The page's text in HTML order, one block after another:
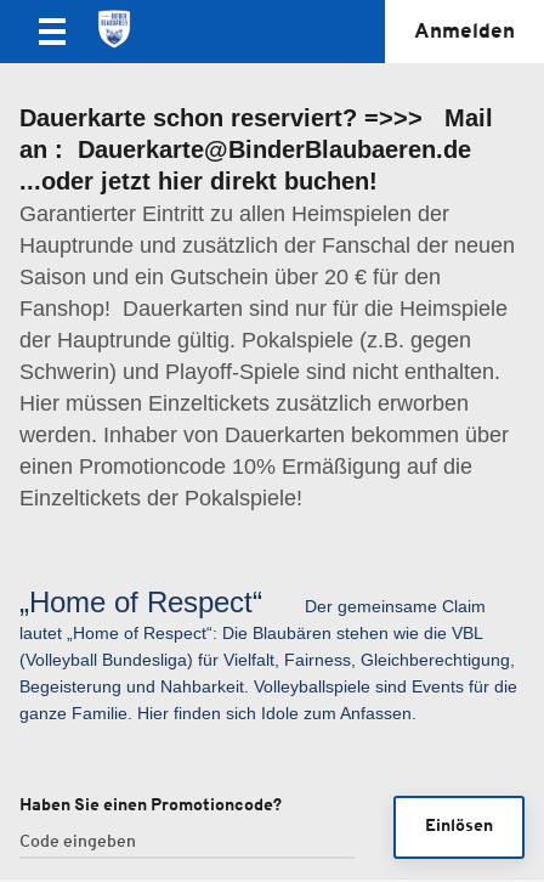
Anmelden
Dauerkarte schon reserviert? =>>> Mail
an : Dauerkarte@BinderBlaubaeren.de
...oder jetzt hier direkt buchen!
Garantierter Eintritt zu allen Heimspielen der
Hauptrunde und zusätzlich der Fanschal der neuen
Saison und ein Gutschein über 20 € für den
Fanshop! Dauerkarten sind nur für die Heimspiele
der Hauptrunde gültig. Pokalspiele (z.B. gegen
Schwerin) und Playoff-Spiele sind nicht enthalten.
Hier müssen Einzeltickets zusätzlich erworben
werden. Inhaber von Dauerkarten bekommen über
einen Promotioncode 10% Ermäßigung auf die
Einzeltickets der Pokalspiele!
„Home of Respect“
Der gemeinsame Claim
lautet „Home of Respect“: Die Blaubären stehen wie die VBL
(Volleyball Bundesliga) für Vielfalt, Fairness, Gleichberechtigung,
Begeisterung und Nahbarkeit. Volleyballspiele sind Events für die
ganze Familie. Hier finden sich Idole zum Anfassen.
Haben Sie einen Promotioncode?
Einlösen